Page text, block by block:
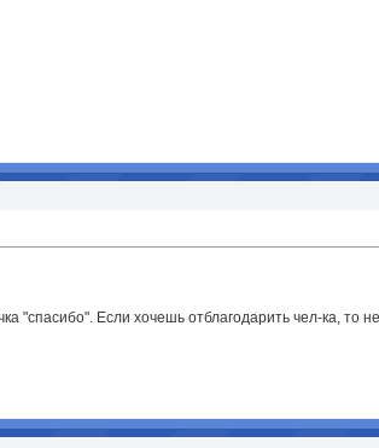
"спасибо". Если хочешь отблагодарить чел-ка, то